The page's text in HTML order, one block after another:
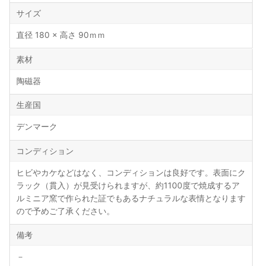
サイズ
直径 180 × 高さ 90ｍｍ
素材
陶磁器
生産国
デンマーク
コンディション
ヒビやカケなどはなく、コンディションは良好です。表面にク
ラック（貫入）が見受けられますが、約1100度で焼成するア
ルミニア窯で作られた証でもあるナチュラルな表情となります
ので予めご了承ください。
備考
－